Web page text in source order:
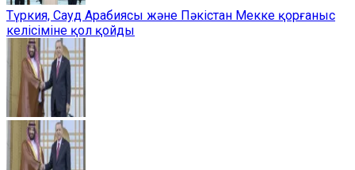
Түркия, Сауд Арабиясы және Пәкістан Мекке қорғаныс
келісіміне қол қойды